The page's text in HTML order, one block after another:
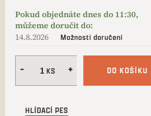
14.8.2026 Možnosti doručení
DO KOŠÍKU
HLÍDACÍ PES